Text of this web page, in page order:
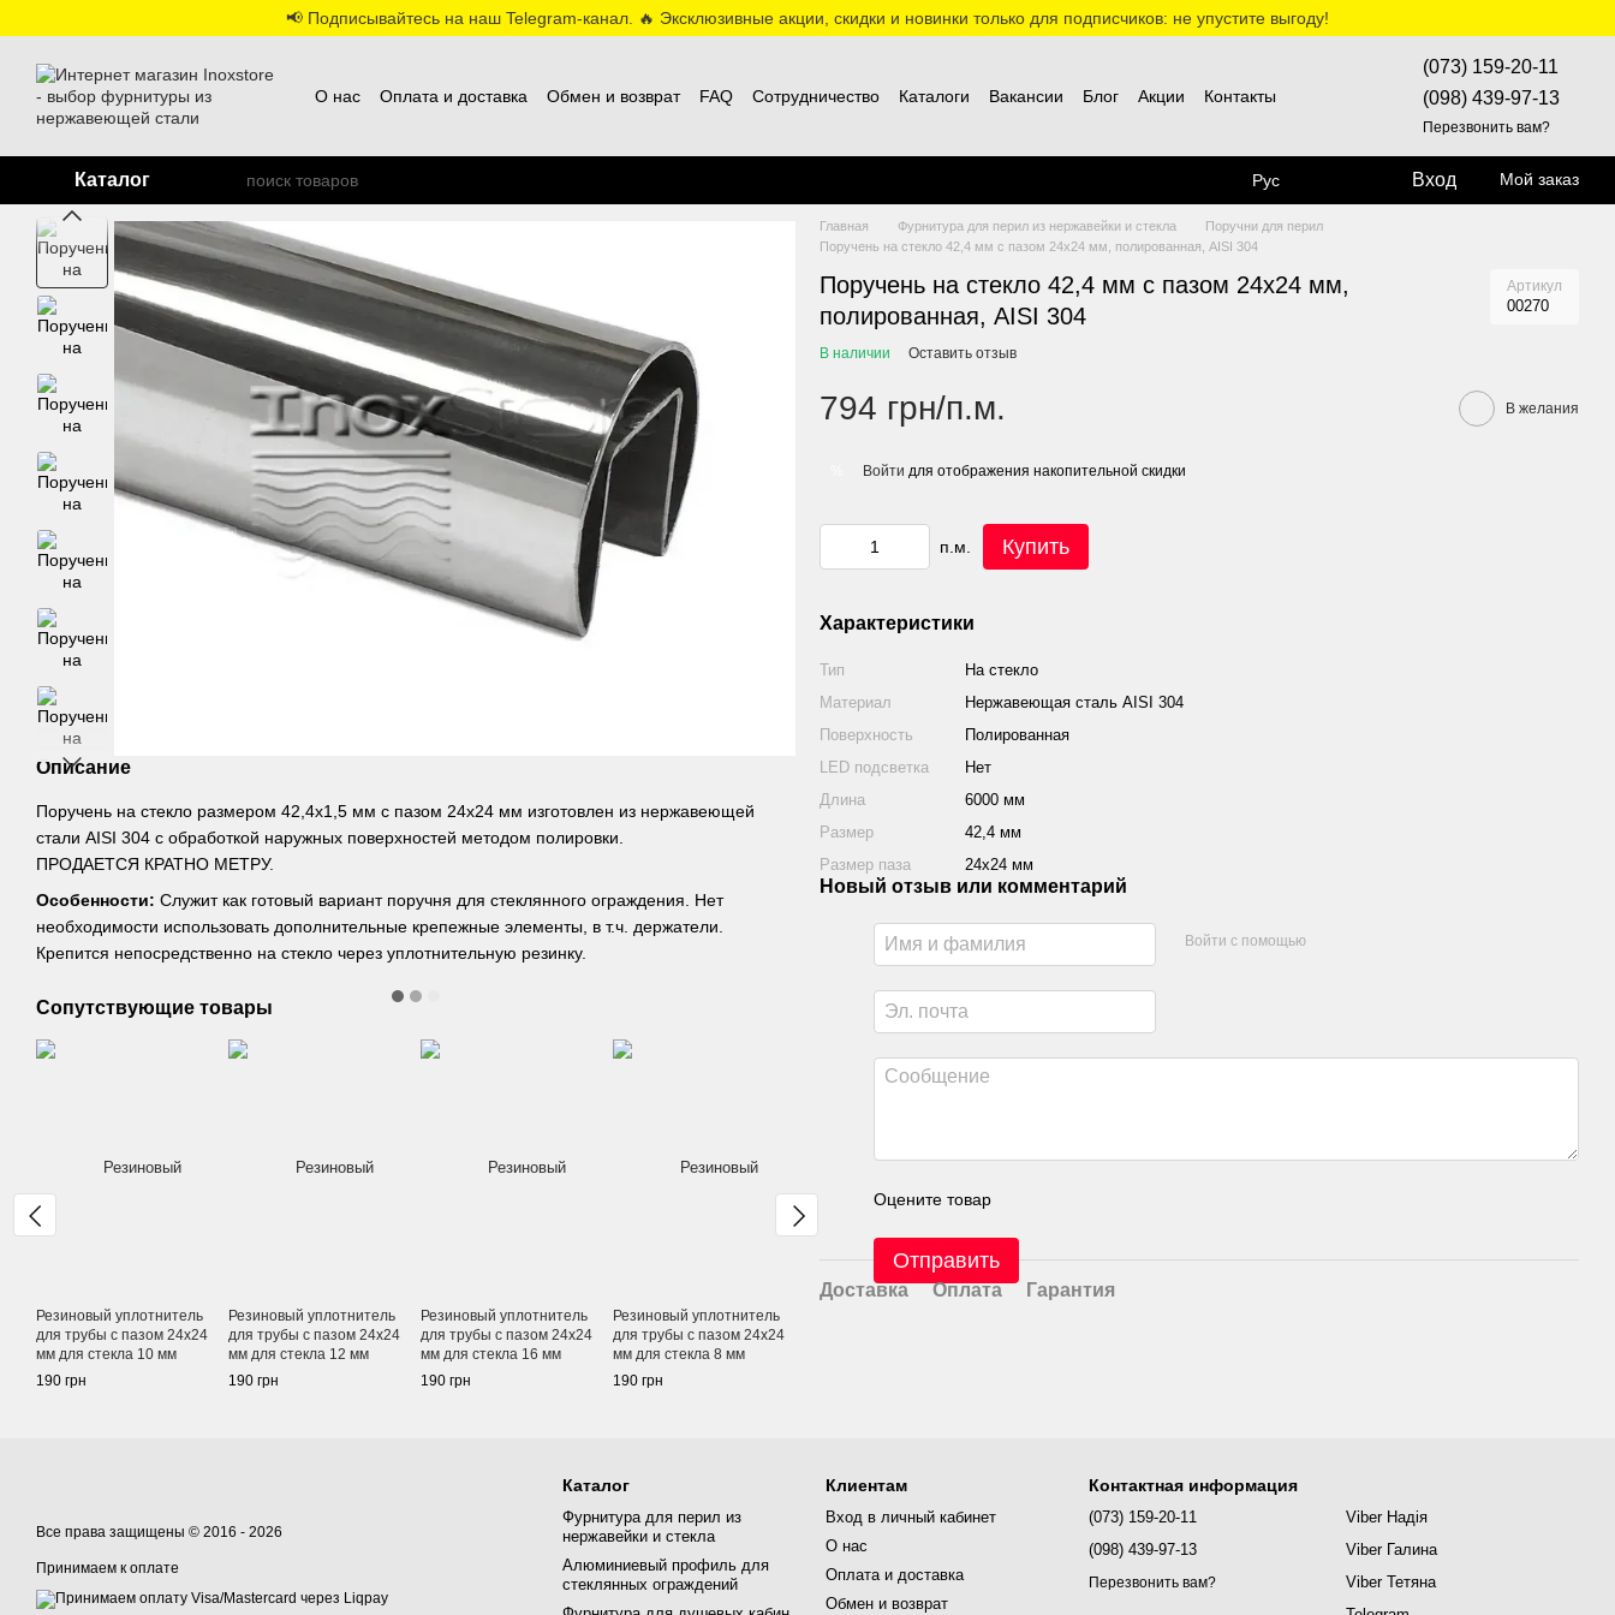
📢 Подписывайтесь на наш Telegram-канал. 🔥 Эксклюзивные акции, скидки и новинки только для подписчиков: не упустите выгоду!
О нас Оплата и доставка Обмен и возврат FAQ Сотрудничество Каталоги Вакансии Блог Акции Контакты
(073) 159-20-11
(098) 439-97-13
Перезвонить вам?
Каталог Рус Вход Мой заказ
Описание
Поручень на стекло размером 42,4х1,5 мм с пазом 24х24 мм изготовлен из нержавеющей
стали AISI 304 с обработкой наружных поверхностей методом полировки.
ПРОДАЕТСЯ КРАТНО МЕТРУ.
Особенности: Служит как готовый вариант поручня для стеклянного ограждения. Нет
необходимости использовать дополнительные крепежные элементы, в т.ч. держатели.
Крепится непосредственно на стекло через уплотнительную резинку.
Сопутствующие товары
Резиновый уплотнитель
для трубы с пазом 24х24
мм для стекла 10 мм
190 грн
Резиновый уплотнитель
для трубы с пазом 24х24
мм для стекла 12 мм
190 грн
Резиновый уплотнитель
для трубы с пазом 24х24
мм для стекла 16 мм
190 грн
Резиновый уплотнитель
для трубы с пазом 24х24
мм для стекла 8 мм
190 грн
Главная Фурнитура для перил из нержавейки и стекла
Поручни для перил
Поручень на стекло 42,4 мм с пазом 24х24 мм, полированная, AISI 304
Поручень на стекло 42,4 мм с пазом 24х24 мм,
полированная, AISI 304
Артикул
00270
В наличии Оставить отзыв
794 грн/п.м. В желания
Войти для отображения накопительной скидки
п.м. Купить
Характеристики
Тип
На стекло
Материал
Нержавеющая сталь AISI 304
Поверхность
Полированная
LED подсветка
Нет
Длина
6000 мм
Размер
42,4 мм
Размер паза
24х24 мм
Новый отзыв или комментарий
Войти с помощью
Оцените товар
Отправить
Доставка Оплата Гарантия
Все права защищены © 2016 - 2026
Принимаем к оплате
Каталог
Фурнитура для перил из
нержавейки и стекла
Алюминиевый профиль для
стеклянных ограждений
Клиентам
Вход в личный кабинет
О нас
Оплата и доставка
Обмен и возврат
Контактная информация
(073) 159-20-11
(098) 439-97-13
Перезвонить вам?
Viber Надія
Viber Галина
Viber Тетяна